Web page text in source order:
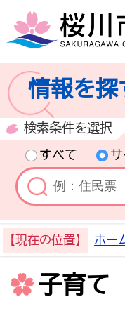
情報を探
検索条件を選択
すべて
【現在の位置】 ホー
子育て